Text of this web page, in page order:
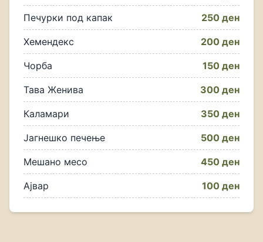
Печурки под капак 250 ден
Хемендекс 200 ден
Чорба 150 ден
Тава Женива 300 ден
Каламари 350 ден
Јагнешко печење 500 ден
Мешано месо 450 ден
Ајвар 100 ден